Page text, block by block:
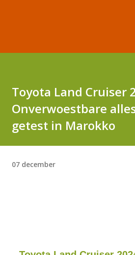
Toyota Land Cruiser
Onverwoestbare
getest in Marokko
07 december